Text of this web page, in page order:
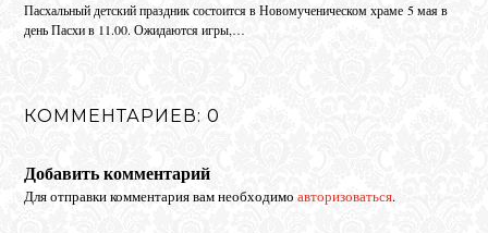
Пасхальный детский праздник состоится в Новомученическом храме 5 мая в
день Пасхи в 11.00. Ожидаются игры,…
КОММЕНТАРИЕВ: 0
Добавить комментарий
Для отправки комментария вам необходимоавторизоваться.